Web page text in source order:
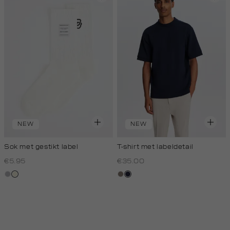
NEW
Sok met gestikt label
€5.95
grijs,
wit,
NEW
T-shirt met labeldetail
€35.00
kleiblauw,